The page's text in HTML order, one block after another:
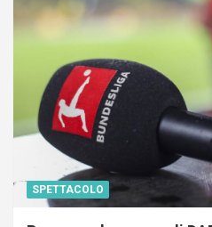
SPETTACOLO